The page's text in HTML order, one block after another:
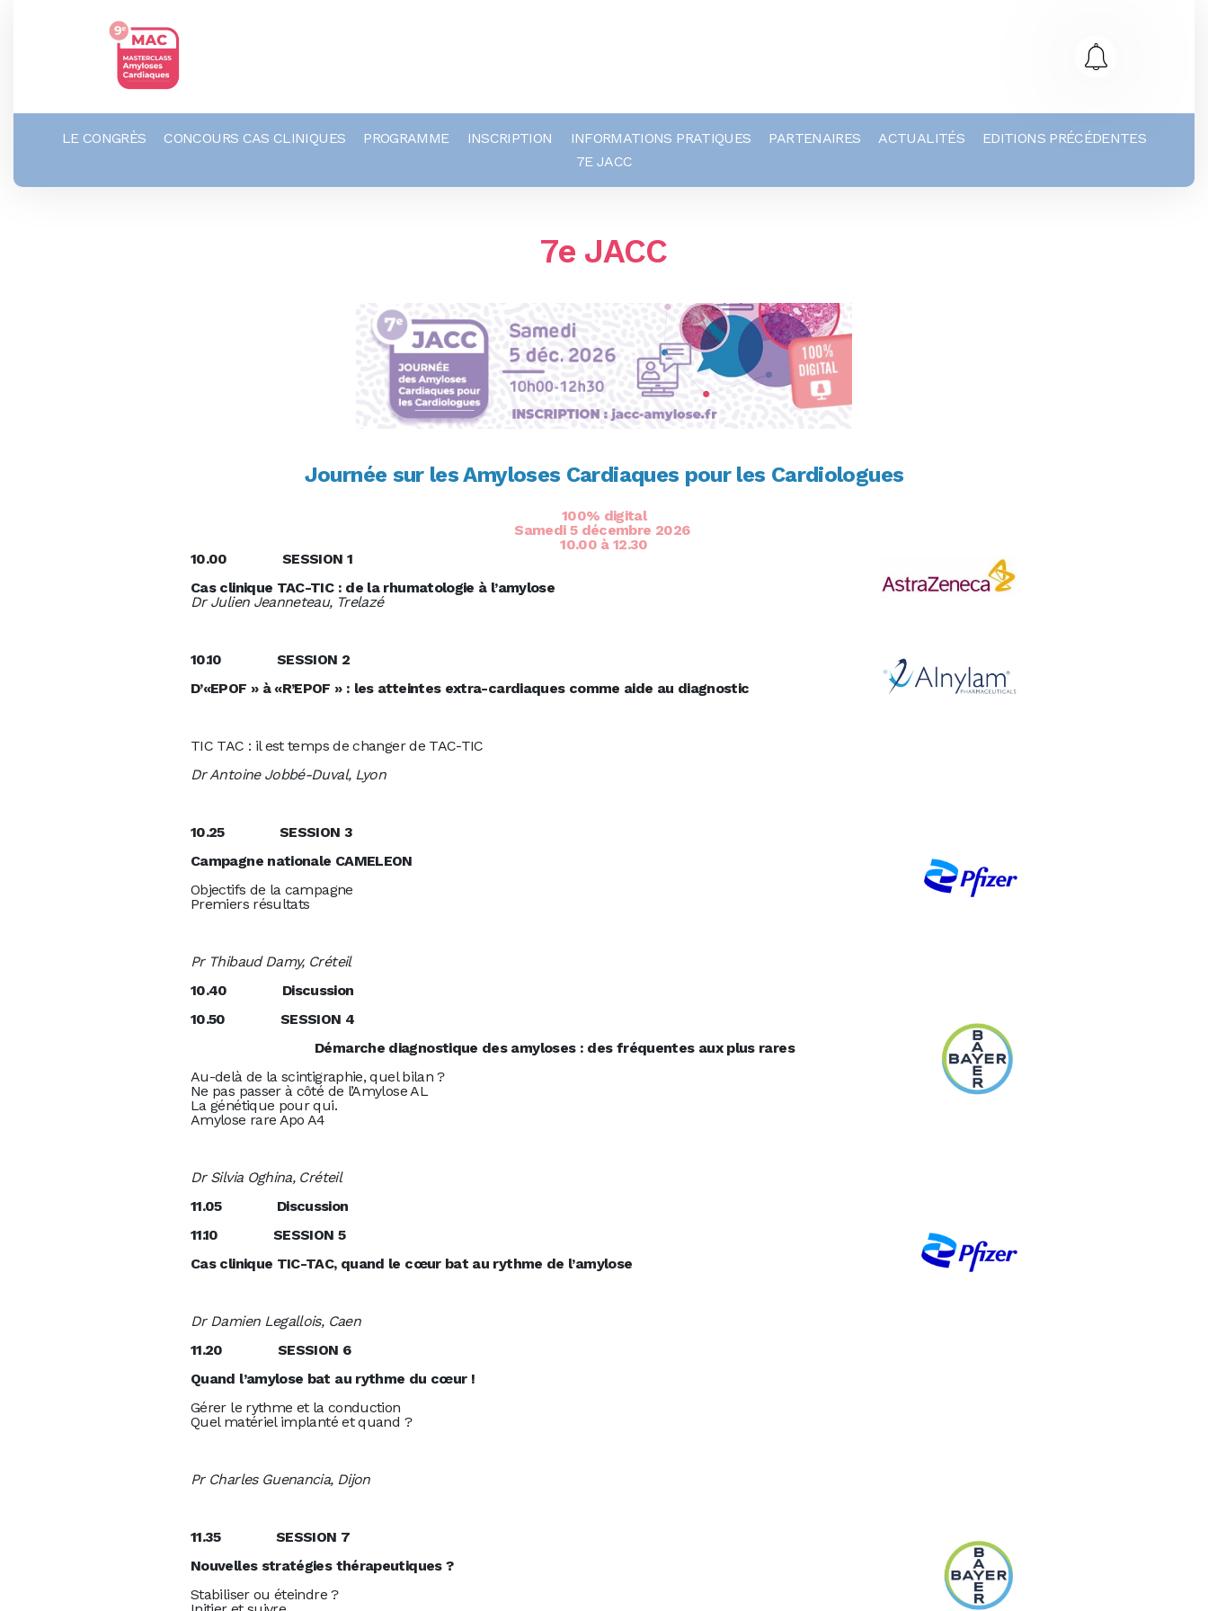
LE CONGRÈS CONCOURS CAS CLINIQUES PROGRAMME INSCRIPTION INFORMATIONS PRATIQUES PARTENAIRES ACTUALITÉS
EDITIONS PRÉCÉDENTES
7E JACC
7e JACC
Journée sur les Amyloses Cardiaques pour les Cardiologues
100% digital
Samedi 5 décembre 2026
10.00 à 12.30
10.00 SESSION 1
Cas clinique TAC-TIC : de la rhumatologie à l’amylose
Dr Julien Jeanneteau, Trelazé
10.10 SESSION 2
D’«EPOF » à «R’EPOF » : les atteintes extra-cardiaques comme aide au diagnostic
TIC TAC : il est temps de changer de TAC-TIC
Dr Antoine Jobbé-Duval, Lyon
10.25 SESSION 3
Campagne nationale CAMELEON
Objectifs de la campagne
Premiers résultats
Pr Thibaud Damy, Créteil
10.40 Discussion
10.50 SESSION 4
Démarche diagnostique des amyloses : des fréquentes aux plus rares
Au-delà de la scintigraphie, quel bilan ?
Ne pas passer à côté de l’Amylose AL
La génétique pour qui.
Amylose rare Apo A4
Dr Silvia Oghina, Créteil
11.05 Discussion
11.10 SESSION 5
Cas clinique TIC-TAC, quand le cœur bat au rythme de l’amylose
Dr Damien Legallois, Caen
11.20 SESSION 6
Quand l’amylose bat au rythme du cœur !
Gérer le rythme et la conduction
Quel matériel implanté et quand ?
Pr Charles Guenancia, Dijon
11.35 SESSION 7
Nouvelles stratégies thérapeutiques ?
Stabiliser ou éteindre ?